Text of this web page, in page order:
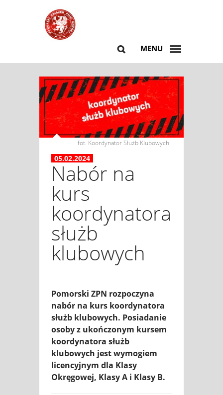
MENU
fot. Koordynator Służb Klubowych
05.02.2024
Nabór na
kurs
koordynatora
służb
klubowych
Pomorski ZPN rozpoczyna
nabór na kurs koordynatora
służb klubowych. Posiadanie
osoby z ukończonym kursem
koordynatora służb
klubowych jest wymogiem
licencyjnym dla Klasy
Okręgowej, Klasy A i Klasy B.